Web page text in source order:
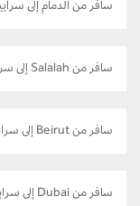
سافر من الدمام إلى سراييفو
سافر من Salalah إلى سراييفو
سافر من Beirut إلى سراييفو
سافر من Dubai إلى سراييفو